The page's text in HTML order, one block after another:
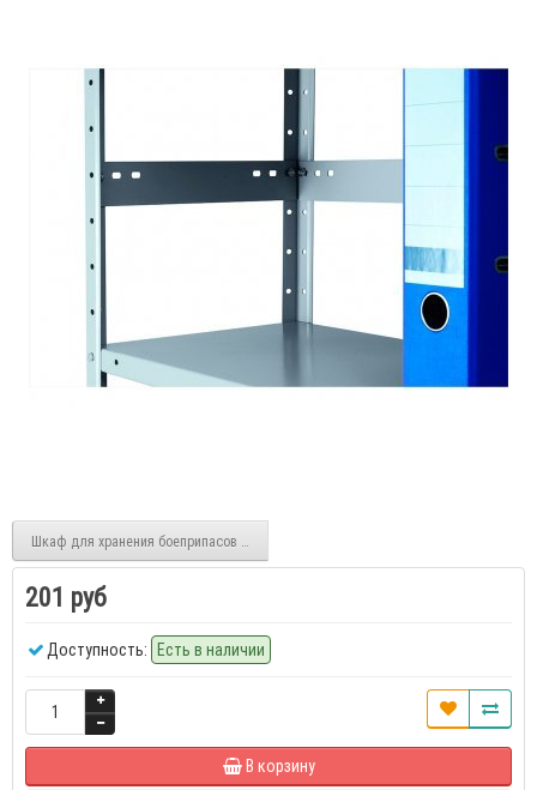
Шкаф для хранения боеприпасов ПШ-1
201 руб
Доступность: Есть в наличии
В корзину